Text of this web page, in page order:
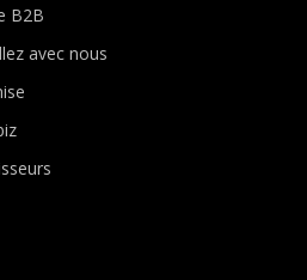
B2B
avec nous